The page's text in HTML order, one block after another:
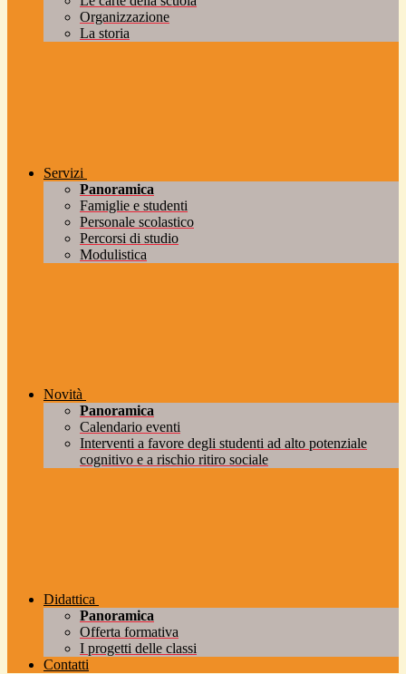
Organizzazione
La storia
Servizi
Panoramica
Famiglie e studenti
Personale scolastico
Percorsi di studio
Modulistica
Novità
Panoramica
Calendario eventi
Interventi a favore degli studenti ad alto potenziale
cognitivo e a rischio ritiro sociale
Didattica
Panoramica
Offerta formativa
I progetti delle classi
Contatti